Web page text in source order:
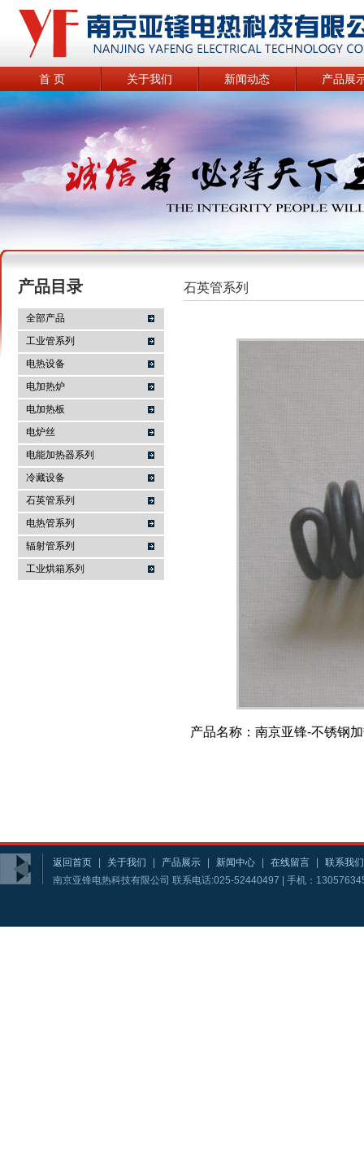
南京亚锋电热科技有限公司
首 页 关于我们 新闻动态 产品展
产品目录
全部产品
工业管系列
电热设备
电加热炉
电加热板
电炉丝
电能加热器系列
冷藏设备
石英管系列
电热管系列
辐射管系列
工业烘箱系列
石英管系列
产品名称：南京亚锋-不锈钢
返回首页 关于我们 产品展示 新闻中心 在线留言
联系我们
南京亚锋电热科技有限公司 联系电话:025-52440497 | 手机：